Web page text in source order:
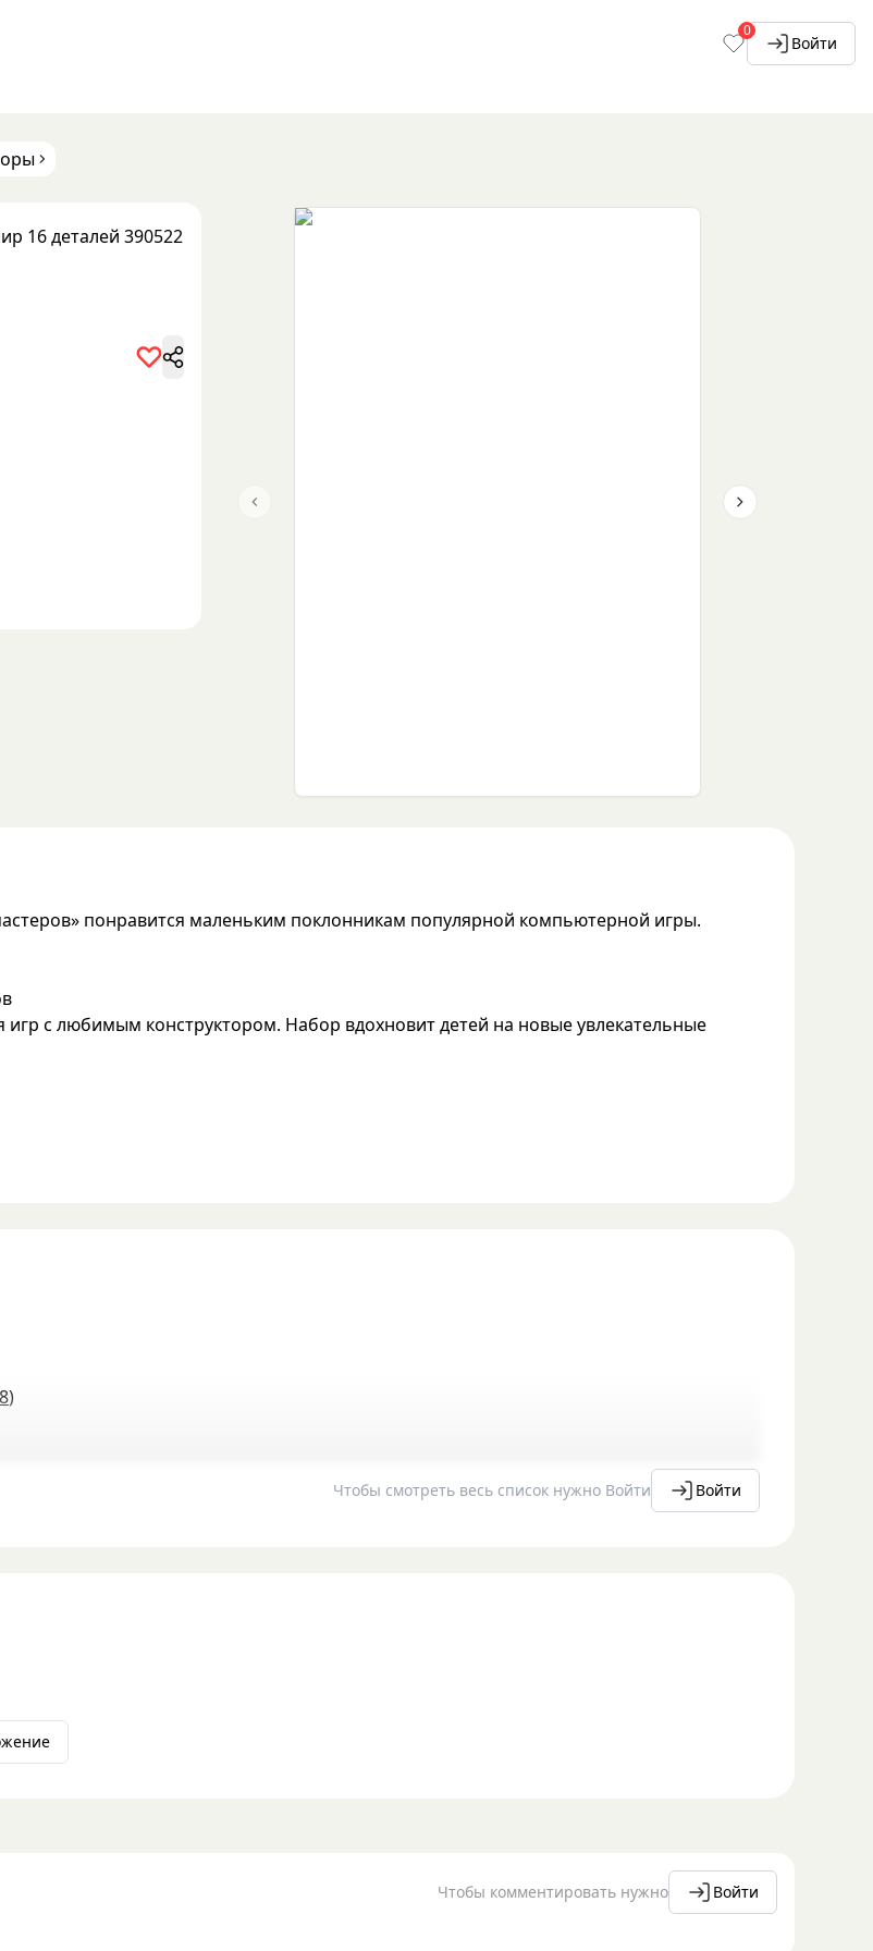
0
Войти
16 деталей 390522
Previous slide Next slide
понравится маленьким поклонникам популярной компьютерной игры.
с любимым конструктором. Набор вдохновит детей на новые увлекательные
)
Чтобы смотреть весь список нужно Войти Войти
Чтобы комментировать нужно Войти